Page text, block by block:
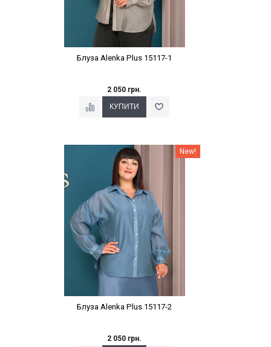
Блуза Alenka Plus 15117-1
2 050 грн.
Наклейки Варіант з % New!
Блуза Alenka Plus 15117-2
2 050 грн.